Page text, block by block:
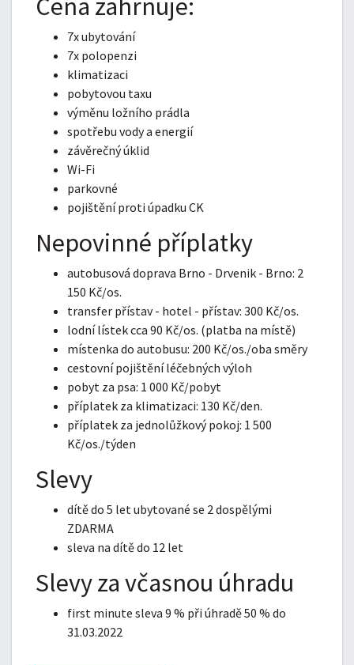
Cena zahrnuje:
7x ubytování
7x polopenzi
klimatizaci
pobytovou taxu
výměnu ložního prádla
spotřebu vody a energií
závěrečný úklid
Wi-Fi
parkovné
pojištění proti úpadku CK
Nepovinné příplatky
autobusová doprava Brno - Drvenik - Brno: 2
150 Kč/os.
transfer přístav - hotel - přístav: 300 Kč/os.
lodní lístek cca 90 Kč/os. (platba na místě)
místenka do autobusu: 200 Kč/os./oba směry
cestovní pojištění léčebných výloh
pobyt za psa: 1 000 Kč/pobyt
příplatek za klimatizaci: 130 Kč/den.
příplatek za jednolůžkový pokoj: 1 500
Kč/os./týden
Slevy
dítě do 5 let ubytované se 2 dospělými
ZDARMA
sleva na dítě do 12 let
Slevy za včasnou úhradu
first minute sleva 9 % při úhradě 50 % do
31.03.2022